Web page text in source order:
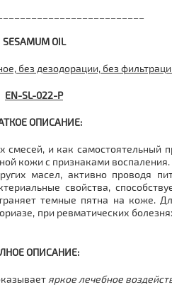
SESAMUM OIL
без дезодорации, без
EN-SL-022-P
ОПИСАНИЕ:
и как самостоятельный
кожи с признаками
масел, активно проводя
свойства,
темные пятна на
при ревматических
ОПИСАНИЕ:
яркое лечебное